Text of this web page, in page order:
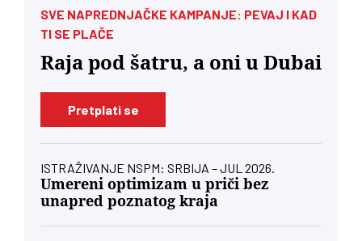
SVE NAPREDNJAČKE KAMPANJE: PEVAJ I KAD
TI SE PLAČE
Raja pod šatru, a oni u Dubai
Pretplati se
ISTRAŽIVANJE NSPM: SRBIJA – JUL 2026.
Umereni optimizam u priči bez
unapred poznatog kraja